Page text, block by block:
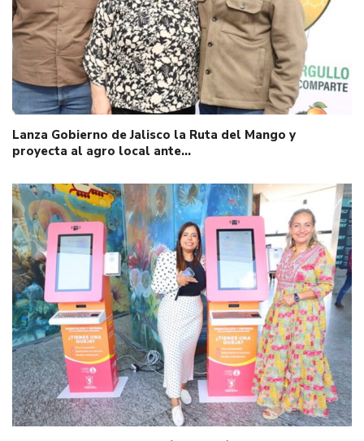
Lanza Gobierno de Jalisco la Ruta del Mango y
proyecta al agro local ante…